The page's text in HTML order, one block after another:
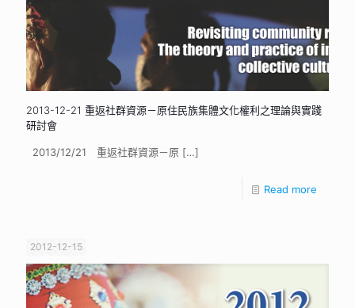
2013-12-21 重返社群資源－原住民族集體文化權利之理論與實踐
研討會
2013/12/21 重返社群資源－原 […]
Read more
2012-12-15